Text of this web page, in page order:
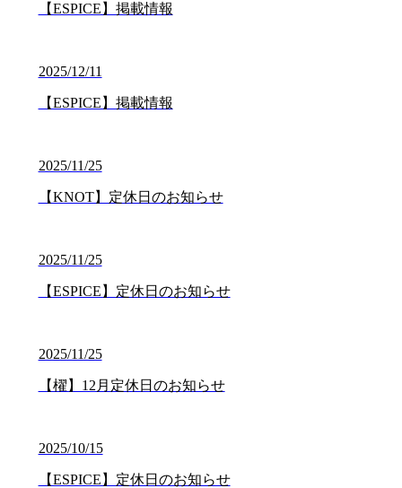
【ESPICE】掲載情報
2025/12/11
【ESPICE】掲載情報
2025/11/25
【KNOT】定休日のお知らせ
2025/11/25
【ESPICE】定休日のお知らせ
2025/11/25
【櫂】12月定休日のお知らせ
2025/10/15
【ESPICE】定休日のお知らせ